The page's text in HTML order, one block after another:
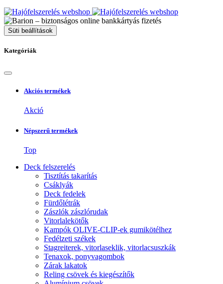
Süti beállítások
Kategóriák
Akciós termékek
Akció
Népszerű termékek
Top
Deck felszerelés
Tisztítás takarítás
Csáklyák
Deck fedelek
Fürdőlétrák
Zászlók zászlórudak
Vitorlalekötők
Kampók OLIVE-CLIP-ek gumikötélhez
Fedélzeti székek
Stagreiterek, vitorlaseklik, vitorlacsuszkák
Tenaxok, ponyvagombok
Zárak lakatok
Reling csövek és kiegészítők